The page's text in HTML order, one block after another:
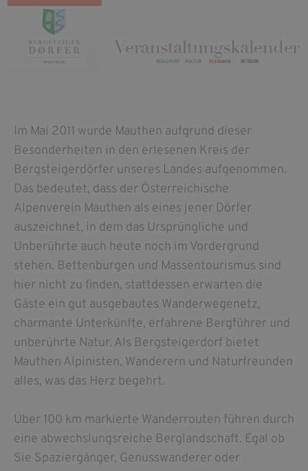
Im Mai 2011 wurde Mauthen aufgrund dieser
Besonderheiten in den erlesenen Kreis der
Bergsteigerdörfer unseres Landes aufgenommen.
Das bedeutet, dass der Österreichische
Alpenverein Mauthen als eines jener Dörfer
auszeichnet, in dem das Ursprüngliche und
Unberührte auch heute noch im Vordergrund
stehen. Bettenburgen und Massentourismus sind
hier nicht zu finden, stattdessen erwarten die
Gäste ein gut ausgebautes Wanderwegenetz,
charmante Unterkünfte, erfahrene Bergführer und
unberührte Natur. Als Bergsteigerdorf bietet
Mauthen Alpinisten, Wanderern und Naturfreunden
alles, was das Herz begehrt.
Über 100 km markierte Wanderrouten führen durch
eine abwechslungsreiche Berglandschaft. Egal ob
Sie Spaziergänger, Genusswanderer oder